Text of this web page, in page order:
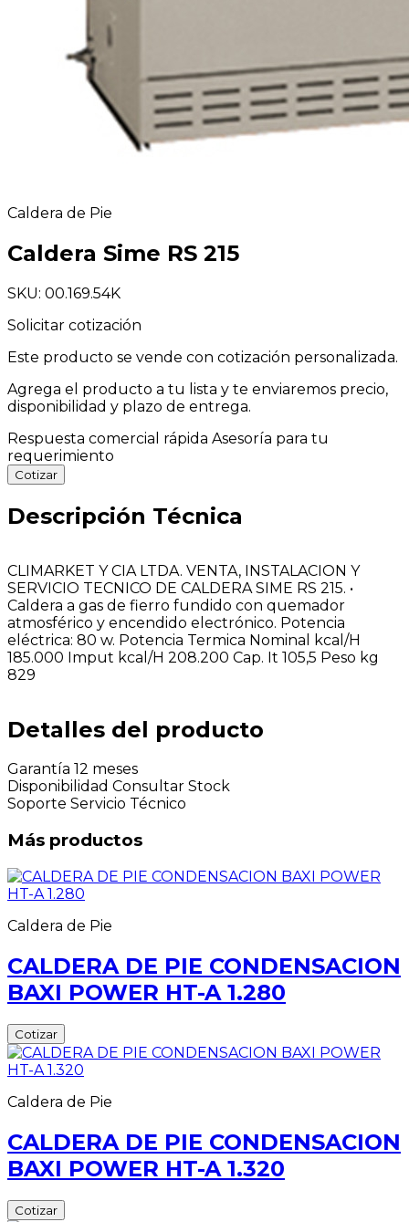
Caldera de Pie
Caldera Sime RS 215
SKU: 00.169.54K
Solicitar cotización
Este producto se vende con cotización personalizada.
Agrega el producto a tu lista y te enviaremos precio,
disponibilidad y plazo de entrega.
Respuesta comercial rápida Asesoría para tu
requerimiento
Cotizar
Descripción Técnica
CLIMARKET Y CIA LTDA. VENTA, INSTALACION Y
SERVICIO TECNICO DE CALDERA SIME RS 215. •
Caldera a gas de fierro fundido con quemador
atmosférico y encendido electrónico. Potencia
eléctrica: 80 w. Potencia Termica Nominal kcal/H
185.000 Imput kcal/H 208.200 Cap. It 105,5 Peso kg
829
Detalles del producto
Garantía 12 meses
Disponibilidad Consultar Stock
Soporte Servicio Técnico
Más productos
Caldera de Pie
CALDERA DE PIE CONDENSACION
BAXI POWER HT-A 1.280
Cotizar
Caldera de Pie
CALDERA DE PIE CONDENSACION
BAXI POWER HT-A 1.320
Cotizar